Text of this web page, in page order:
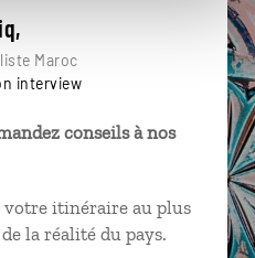
Maroc
interview
conseils à nos
itinéraire au plus
la réalité du pays.